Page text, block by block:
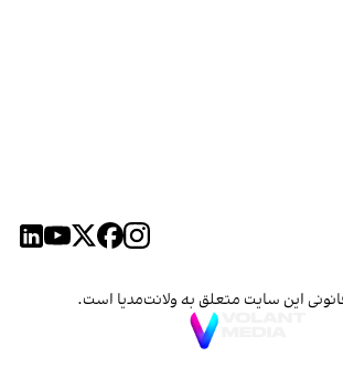
این سایت متعلق به ولانت‌مدیا است.